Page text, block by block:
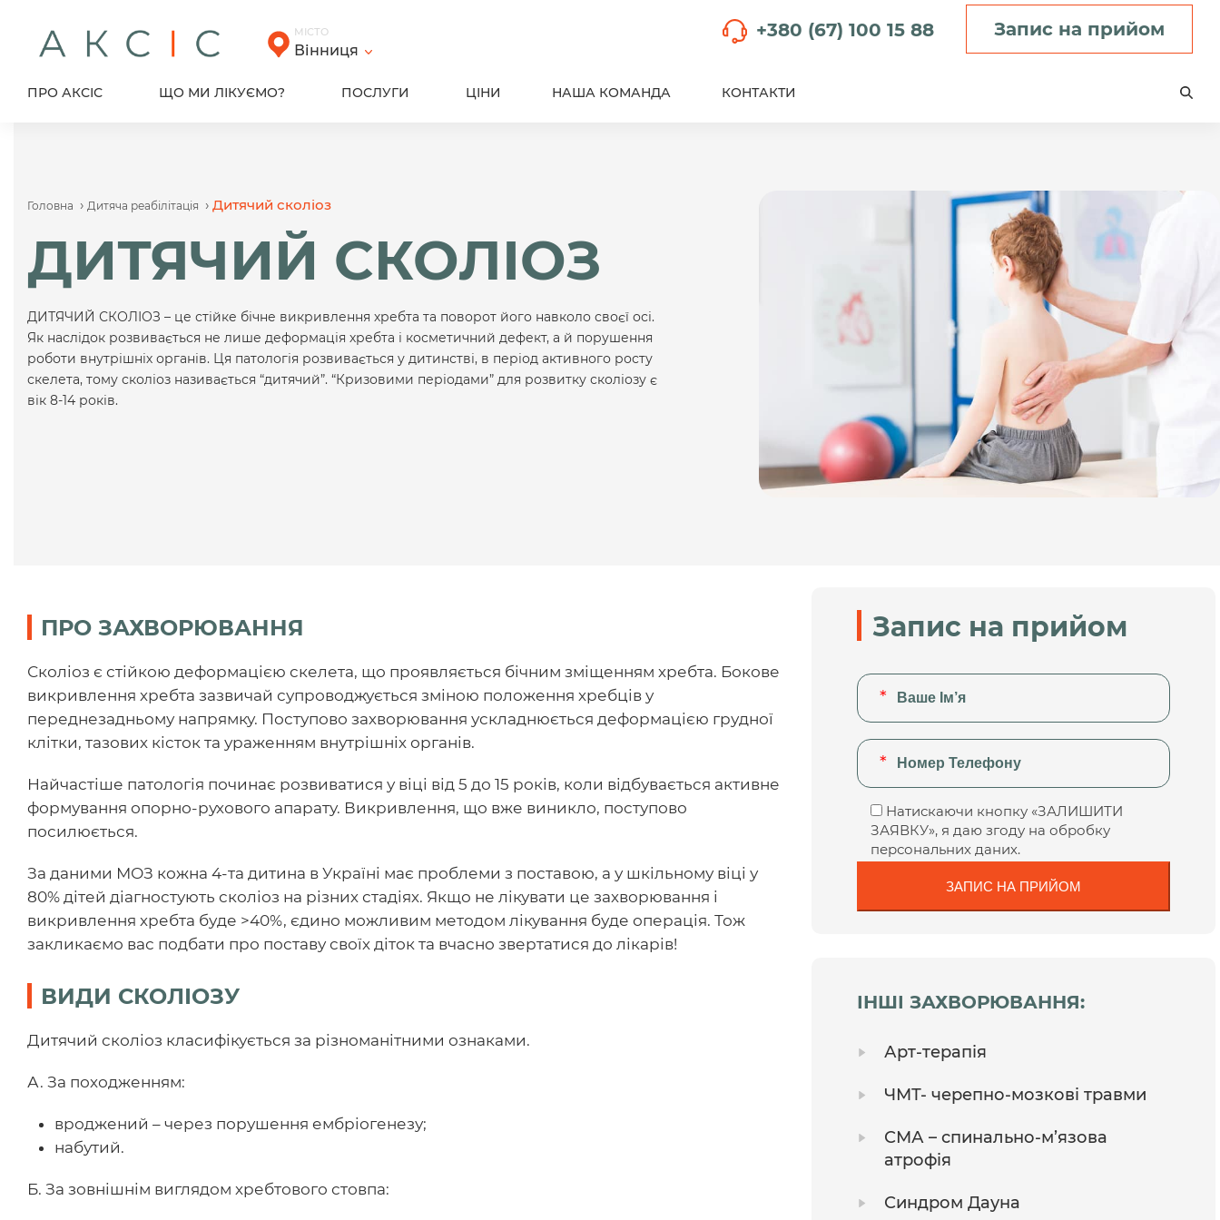
content
МІСТО
Вінниця
+380 (67) 100 15 88 Запис на прийом
ПРО АКСІС ЩО МИ ЛІКУЄМО? ПОСЛУГИ ЦІНИ НАША КОМАНДА КОНТАКТИ
Головна › Дитяча реабілітація › Дитячий сколіоз
ДИТЯЧИЙ СКОЛІОЗ
ДИТЯЧИЙ СКОЛІОЗ – це стійке бічне викривлення хребта та поворот його навколо своєї осі.
Як наслідок розвивається не лише деформація хребта і косметичний дефект, а й порушення
роботи внутрішніх органів. Ця патологія розвивається у дитинстві, в період активного росту
скелета, тому сколіоз називається “дитячий”. “Кризовими періодами” для розвитку сколіозу є
вік 8-14 років.
ПРО ЗАХВОРЮВАННЯ
Сколіоз є стійкою деформацією скелета, що проявляється бічним зміщенням хребта. Бокове
викривлення хребта зазвичай супроводжується зміною положення хребців у
переднезадньому напрямку. Поступово захворювання ускладнюється деформацією грудної
клітки, тазових кісток та ураженням внутрішніх органів.
Найчастіше патологія починає розвиватися у віці від 5 до 15 років, коли відбувається активне
формування опорно-рухового апарату. Викривлення, що вже виникло, поступово
посилюється.
За даними МОЗ кожна 4-та дитина в Україні має проблеми з поставою, а у шкільному віці у
80% дітей діагностують сколіоз на різних стадіях. Якщо не лікувати це захворювання і
викривлення хребта буде >40%, єдино можливим методом лікування буде операція. Тож
закликаємо вас подбати про поставу своїх діток та вчасно звертатися до лікарів!
ВИДИ СКОЛІОЗУ
Дитячий сколіоз класифікується за різноманітними ознаками.
А. За походженням:
вроджений – через порушення ембріогенезу;
набутий.
Б. За зовнішнім виглядом хребтового стовпа:
Запис на прийом
Натискаючи кнопку «ЗАЛИШИТИ
ЗАЯВКУ», я даю згоду на обробку
персональних даних.
ІНШІ ЗАХВОРЮВАННЯ:
Арт-терапія
ЧМТ- черепно-мозкові травми
СМА – спинально-м’язова
атрофія
Синдром Дауна